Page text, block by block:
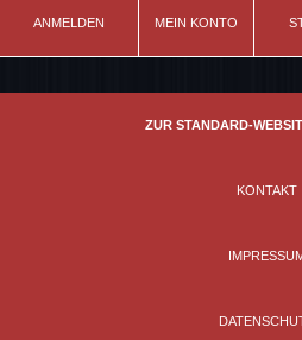
100% Baumwolle
ANMELDEN MEIN KONTO
ZUR STANDARD-
KONTAKT